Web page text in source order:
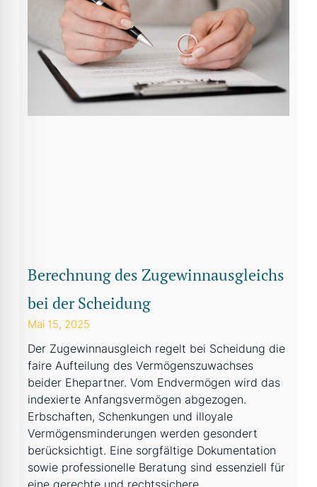
Berechnung des Zugewinnausgleichs
bei der Scheidung
Mai 15, 2025
Der Zugewinnausgleich regelt bei Scheidung die
faire Aufteilung des Vermögenszuwachses
beider Ehepartner. Vom Endvermögen wird das
indexierte Anfangsvermögen abgezogen.
Erbschaften, Schenkungen und illoyale
Vermögensminderungen werden gesondert
berücksichtigt. Eine sorgfältige Dokumentation
sowie professionelle Beratung sind essenziell für